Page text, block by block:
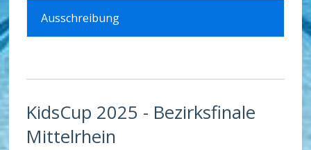
Ausschreibung
KidsCup 2025 - Bezirksfinale
Mittelrhein